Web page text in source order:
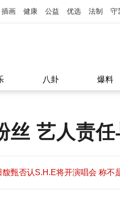
插画 健康 公益 优选 法制 守
八卦 爆料
丝 艺人责
馥甄否认S.H.E将开演唱会 称不
11:08
馥甄否认S.H.E将开演唱会 称不